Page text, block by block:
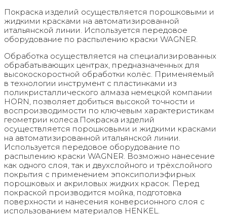
Покраска изделий осуществляется порошковыми и
жидкими красками на автоматизированной
итальянской линии. Используется передовое
оборудование по распылению краски WAGNER.
Обработка осуществляется на специализированных
обрабатывающих центрах, предназначенных для
высокоскоростной обработки колёс. Применяемый
в технологии инструмент с пластинками из
поликристаллического алмаза немецкой компании
HORN, позволяет добиться высокой точности и
воспроизводимости по ключевым характеристикам
геометрии колеса.Покраска изделий
осуществляется порошковыми и жидкими красками
на автоматизированной итальянской линии.
Используется передовое оборудование по
распылению краски WAGNER. Возможно нанесение
как одного слоя, так и двухслойного и трёхслойного
покрытия с применением эпоксиполиэфирных
порошковых и акриловых жидких красок. Перед
покраской производится мойка, подготовка
поверхности и нанесения конверсионного слоя с
использованием материалов HENKEL.